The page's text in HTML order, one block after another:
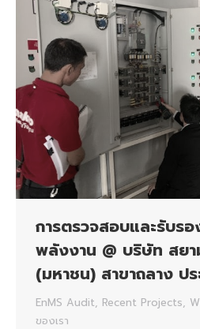
การตรวจสอบและรับรอ
พลังงาน @ บริษัท สย
(มหาชน) สาขาถลาง ป
EnMS Audit, Recent Projects,
ของเรา